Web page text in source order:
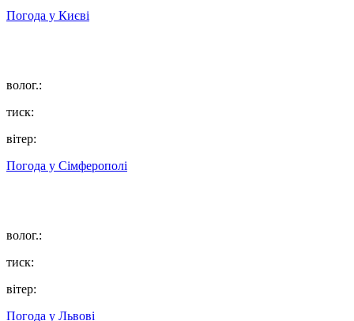
Погода у Києві
волог.:
тиск:
вітер:
Погода у Сімферополі
волог.:
тиск:
вітер:
Погода у Львові